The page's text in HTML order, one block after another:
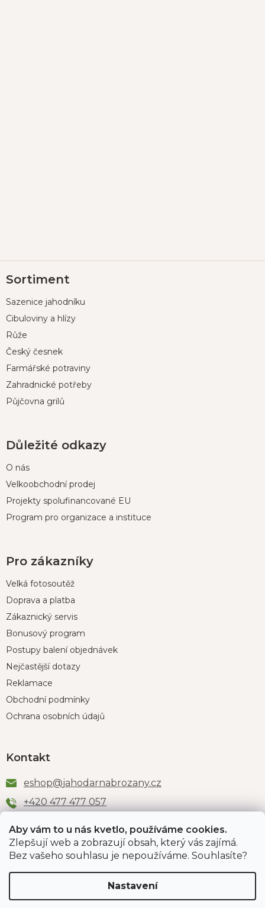
Aby vám to u nás kvetlo, používáme cookies.
Zlepšují web a zobrazují obsah, který vás zajímá.
Bez vašeho souhlasu je nepoužíváme. Souhlasíte?
Nastavení
á
a
Sortiment
Sazenice jahodníku
Cibuloviny a hlízy
Růže
Český česnek
Farmářské potraviny
Zahradnické potřeby
Půjčovna grilů
Důležité odkazy
O nás
Velkoobchodní prodej
Projekty spolufinancované EU
Program pro organizace a instituce
Pro zákazníky
Velká fotosoutěž
Doprava a platba
Zákaznický servis
Bonusový program
Postupy balení objednávek
Nejčastější dotazy
Reklamace
Obchodní podmínky
Ochrana osobních údajů
Kontakt
eshop@jahodarnabrozany.cz
+420 477 477 057
Odběr newsletteru